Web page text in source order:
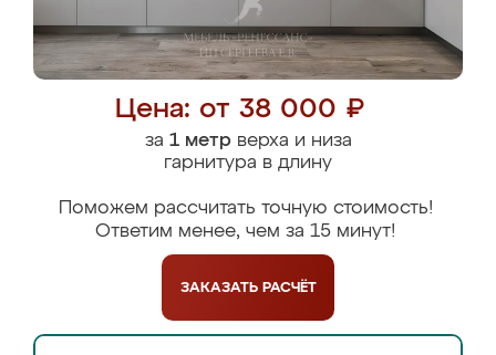
Цена: от 38 000 ₽
за 1 метрверха и низа
гарнитура в длину
Поможем рассчитать точную стоимость!
Ответим менее, чем за 15 минут!
ЗАКАЗАТЬ РАСЧЁТ